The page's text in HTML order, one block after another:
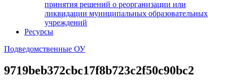
принятия решений о реорганизации или
ликвидации муниципальных образовательных
учреждений
Ресурсы
Подведомственные ОУ
9719beb372cbc17f8b723c2f50c90bc2